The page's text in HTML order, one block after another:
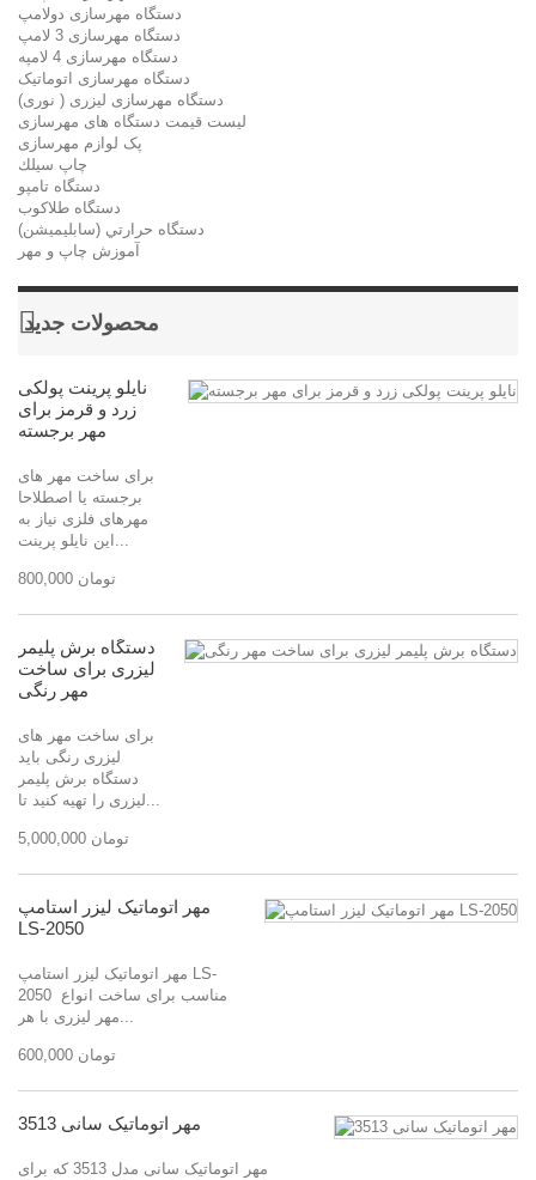
دستگاه مهرسازی دولامپ
دستگاه مهرسازی 3 لامپ
دستگاه مهرسازی 4 لامپه
دستگاه مهرسازی اتوماتیک
دستگاه مهرسازی لیزری ( نوری)
لیست قیمت دستگاه های مهرسازی
پک لوازم مهرسازی
چاپ سيلك
دستگاه تامپو
دستگاه طلاکوب
دستگاه حرارتي (سابليميشن)
آموزش چاپ و مهر
محصولات جدید
نایلو پرینت پولکی
زرد و قرمز برای
مهر برجسته
برای ساخت مهر های
برجسته یا اصطلاحا
مهرهای فلزی نیاز به
این نایلو پرینت...
800,000 تومان
دستگاه برش پلیمر
لیزری برای ساخت
مهر رنگی
برای ساخت مهر های
لیزری رنگی باید
دستگاه برش پلیمر
لیزری را تهیه کنید تا...
5,000,000 تومان
مهر اتوماتیک لیزر استامپ
LS-2050
مهر اتوماتیک لیزر استامپ LS-
2050 مناسب برای ساخت انواع
مهر لیزری با هر...
600,000 تومان
مهر اتوماتیک سانی 3513
مهر اتوماتیک سانی مدل 3513 که برای